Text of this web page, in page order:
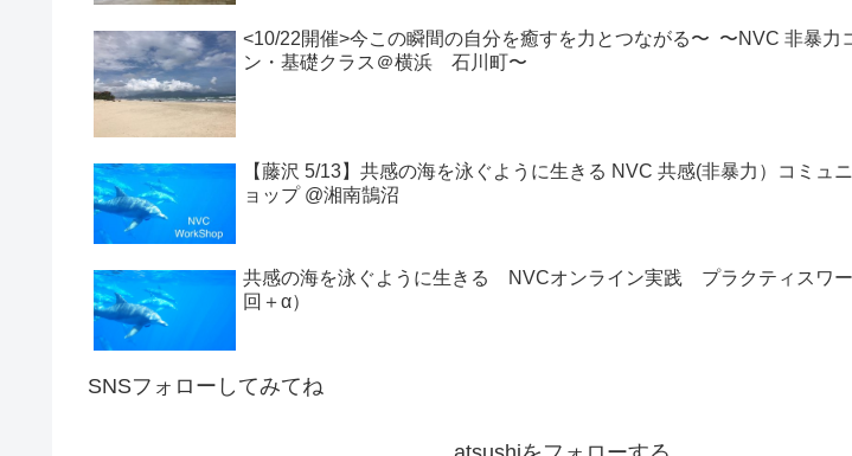
<10/22開催>今この瞬間の自分を癒すを力とつながる〜 〜NVC 非暴力
ン・基礎クラス＠横浜 石川町〜
【藤沢 5/13】共感の海を泳ぐように生きる NVC 共感(非暴力）コミュ
ョップ @湘南鵠沼
共感の海を泳ぐように生きる NVCオンライン実践 プラクティスワ
回＋α）
SNSフォローしてみてね